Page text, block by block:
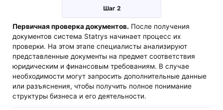
Шаг 2
Первичная проверка документов. После получения
документов система Statrys начинает процесс их
проверки. На этом этапе специалисты анализируют
представленные документы на предмет соответствия
юридическим и финансовым требованиям. В случае
необходимости могут запросить дополнительные данные
или разъяснения, чтобы получить полное понимание
структуры бизнеса и его деятельности.